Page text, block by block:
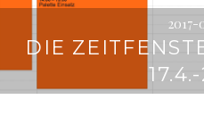
2017-
DIE